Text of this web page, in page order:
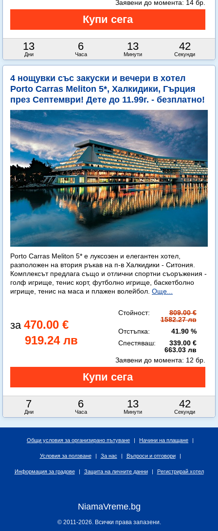
13
Дни
6
Часа
13
Минути
42
Секунди
Заявени до момента: 14 бр.
4 нощувки със закуски и вечери в хотел
Porto Carras Meliton 5*, Халкидики, Гърция
през Септември! Дете до 11.99г. - безплатно!
Porto Carras Meliton 5* е луксозен и елегантен хотел,
разположен на втория ръкав на п-в Халкидики - Ситония.
Комплексът предлага също и отлични спортни съоръжения -
голф игрище, тенис корт, футболно игрище, баскетболно
игрище, тенис на маса и плажен волейбол. Още...
470.00 €
919.24 лв
Стойност:
809.00 €
1582.27 лв
Отстъпка:
41.90 %
Спестяваш:
339.00 €
663.03 лв
7
Дни
6
Часа
13
Минути
42
Секунди
Заявени до момента: 12 бр.
Общи условия за организирано пътуване | Начини на плащане |
Условия за ползване | За нас | Въпроси и отговори |
Информация за градове | Защита на личните данни | Регистрирай хотел
NiamaVreme.bg
© 2011-2026. Всички права запазени.